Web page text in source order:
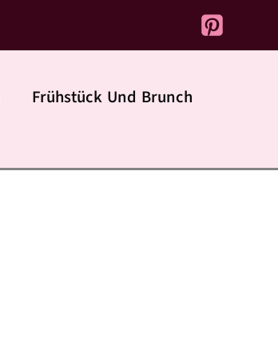
Frühstück Und Brunch